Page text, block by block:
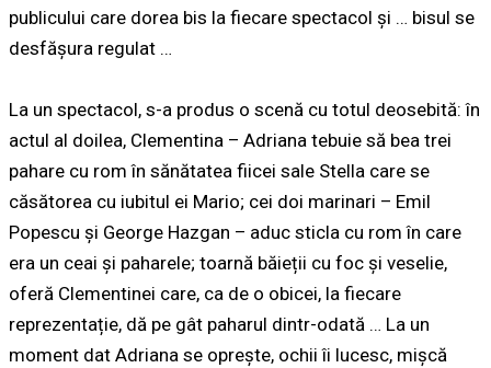
publicului care dorea bis la fiecare spectacol și … bisul se
desfășura regulat …
La un spectacol, s-a produs o scenă cu totul deosebită: în
actul al doilea, Clementina – Adriana tebuie să bea trei
pahare cu rom în sănătatea fiicei sale Stella care se
căsătorea cu iubitul ei Mario; cei doi marinari – Emil
Popescu și George Hazgan – aduc sticla cu rom în care
era un ceai și paharele; toarnă băieții cu foc și veselie,
oferă Clementinei care, ca de o obicei, la fiecare
reprezentație, dă pe gât paharul dintr-odată … La un
moment dat Adriana se oprește, ochii îi lucesc, mișcă